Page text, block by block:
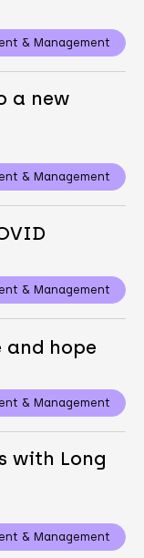
& Management
a new
& Management
& Management
and hope
& Management
with Long
& Management